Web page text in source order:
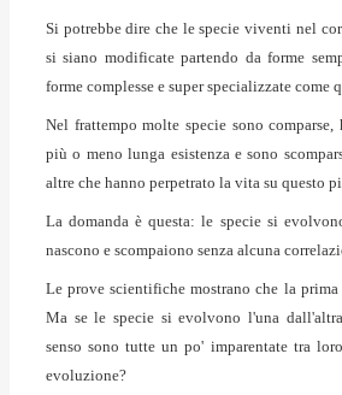
Si potrebbe dire che le specie viventi nel
si siano modificate partendo da forme
forme complesse e super specializzate come
Nel frattempo molte specie sono comparse,
più o meno lunga esistenza e sono
altre che hanno perpetrato la vita su questo
La domanda è questa: le specie si
nascono e scompaiono senza alcuna
Le prove scientifiche mostrano che la
Ma se le specie si evolvono l'una
senso sono tutte un po' imparentate tra
evoluzione?